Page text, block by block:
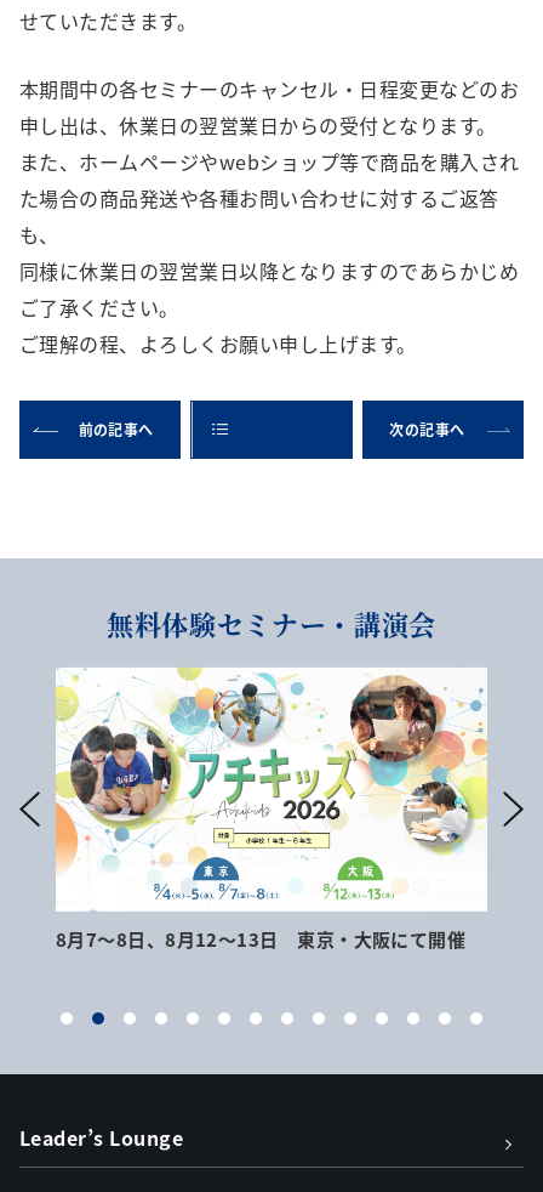
せていただきます。
本期間中の各セミナーのキャンセル・日程変更などのお
申し出は、休業日の翌営業日からの受付となります。
また、ホームページやwebショップ等で商品を購入され
た場合の商品発送や各種お問い合わせに対するご返答
も、
同様に休業日の翌営業日以降となりますのであらかじめ
ご了承ください。
ご理解の程、よろしくお願い申し上げます。
前の記事へ 次の記事へ
無料体験セミナー・講演会
8月7～8日、8月12～13日 東京・大阪にて開催
Leader’s Lounge